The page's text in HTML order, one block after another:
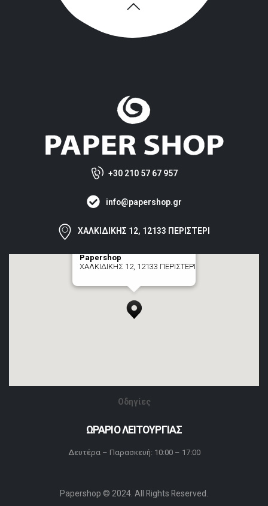
+30 210 57 67 957
info@papershop.gr
ΧΑΛΚΙΔΙΚΗΣ 12, 12133 ΠΕΡΙΣΤΕΡΙ
Papershop
ΧΑΛΚΙΔΙΚΗΣ 12, 12133 ΠΕΡΙΣΤΕΡΙ
Οδηγίες
ΩΡΑΡΙΟ ΛΕΙΤΟΥΡΓΙΑΣ
Δευτέρα – Παρασκευή: 10:00 – 17:00
Papershop © 2024. All Rights Reserved.